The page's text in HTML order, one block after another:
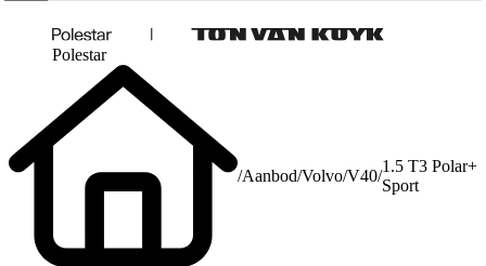
Polestar
/Aanbod/Volvo/V40/
1.5 T3 Polar+
Sport